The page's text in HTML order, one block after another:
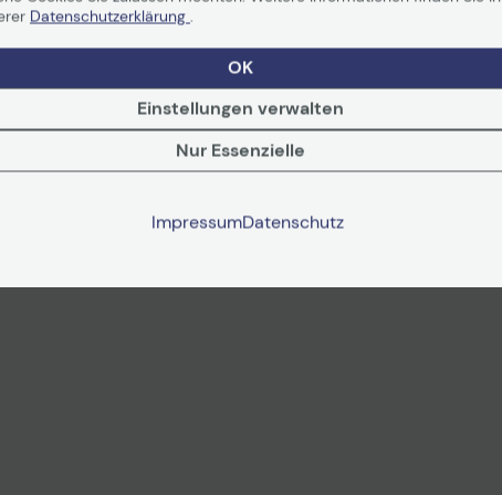
Datenschutzerklärung .
OK
Einstellungen verwalten
Nur Essenzielle
ImpressumDatenschutz